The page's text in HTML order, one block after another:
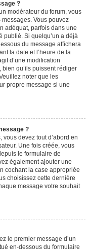
?
modérateur du forum, vous
Vous pouvez
adéquat, parfois dans une
publié. Si quelqu’un a déjà
du message affichera
la date et l’heure de la
d’une modification
qu’ils puissent rédiger
noter que les
propre message si une
?
devez tout d’abord en
Une fois créée, vous
le formulaire de
également ajouter une
cochant la case appropriée
choisissez cette dernière
message votre souhait
le premier message d’un
en-dessous du formulaire